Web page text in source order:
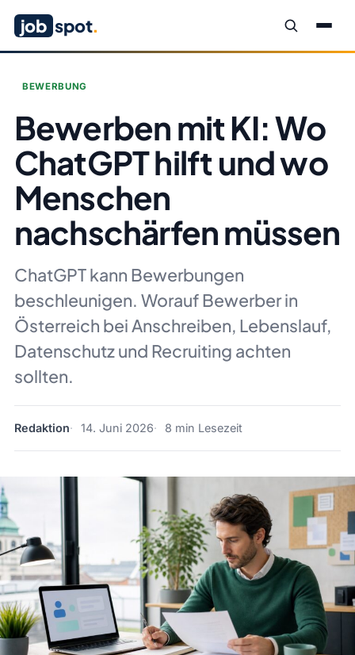
job spot.
BEWERBUNG
Bewerben mit KI: Wo
ChatGPT hilft und wo
Menschen
nachschärfen müssen
ChatGPT kann Bewerbungen
beschleunigen. Worauf Bewerber in
Österreich bei Anschreiben, Lebenslauf,
Datenschutz und Recruiting achten
sollten.
Redaktion 14. Juni 2026 8 min Lesezeit